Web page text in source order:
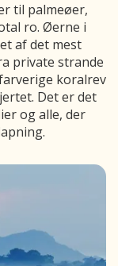
til palmeøer,
ro. Øerne i
af det mest
private strande
koralrev
Det er det
og alle, der